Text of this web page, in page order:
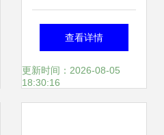
目策划方案
查看详情
更新时间：2026-08-05
18:30:16